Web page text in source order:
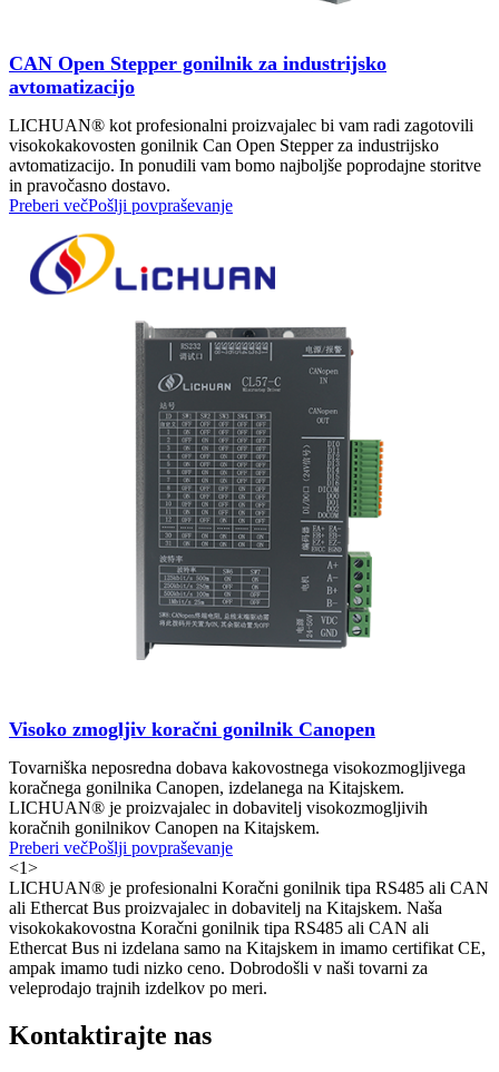
CAN Open Stepper gonilnik za industrijsko
avtomatizacijo
LICHUAN® kot profesionalni proizvajalec bi vam radi zagotovili
visokokakovosten gonilnik Can Open Stepper za industrijsko
avtomatizacijo. In ponudili vam bomo najboljše poprodajne storitve
in pravočasno dostavo.
Preberi večPošlji povpraševanje
Visoko zmogljiv koračni gonilnik Canopen
Tovarniška neposredna dobava kakovostnega visokozmogljivega
koračnega gonilnika Canopen, izdelanega na Kitajskem.
LICHUAN® je proizvajalec in dobavitelj visokozmogljivih
koračnih gonilnikov Canopen na Kitajskem.
Preberi večPošlji povpraševanje
<1>
LICHUAN® je profesionalni Koračni gonilnik tipa RS485 ali CAN
ali Ethercat Bus proizvajalec in dobavitelj na Kitajskem. Naša
visokokakovostna Koračni gonilnik tipa RS485 ali CAN ali
Ethercat Bus ni izdelana samo na Kitajskem in imamo certifikat CE,
ampak imamo tudi nizko ceno. Dobrodošli v naši tovarni za
veleprodajo trajnih izdelkov po meri.
Kontaktirajte nas